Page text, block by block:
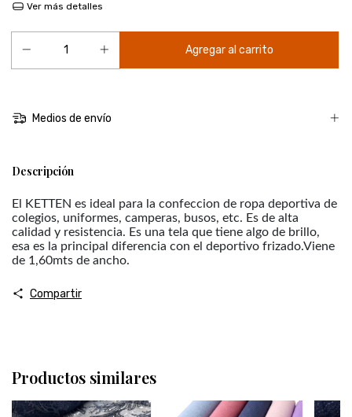
Ver más detalles
Medios de envío
Descripción
El KETTEN es ideal para la confeccion de ropa deportiva de
colegios, uniformes, camperas, busos, etc. Es de alta
calidad y resistencia. Es una tela que tiene algo de brillo,
esa es la principal diferencia con el deportivo frizado.Viene
de 1,60mts de ancho.
Compartir
Productos similares